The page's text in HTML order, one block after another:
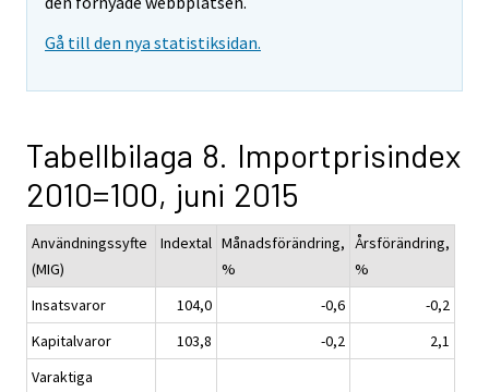
Gå till den nya statistiksidan.
Tabellbilaga 8. Importprisindex
2010=100, juni 2015
Användningssyfte
(MIG)
Indextal Månadsförändring,
%
Årsförändring,
%
Insatsvaror
104,0 -0,6
-0,2
Kapitalvaror
103,8 -0,2
2,1
Varaktiga